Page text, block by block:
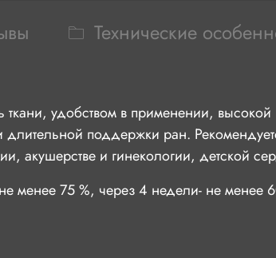
Технические
удобством в применении, высокой
поддержки ран.
акушерстве и гинекологии, детской
менее 75 %, через 4 недели- не менее